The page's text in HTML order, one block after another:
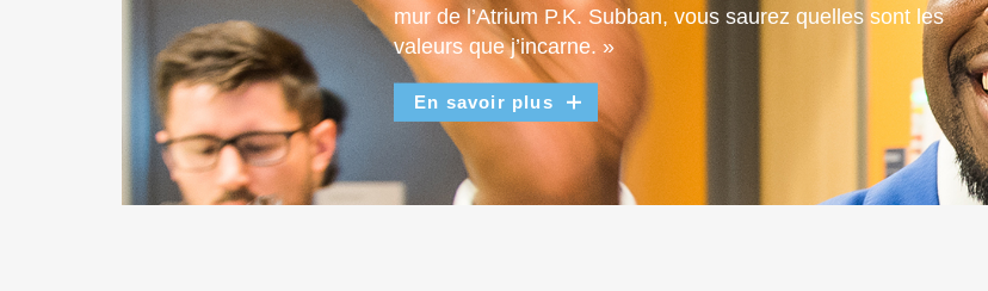
mur de l’Atrium P.K. Subban, vous saurez quelles sont les
valeurs que j’incarne. »
En savoir plus